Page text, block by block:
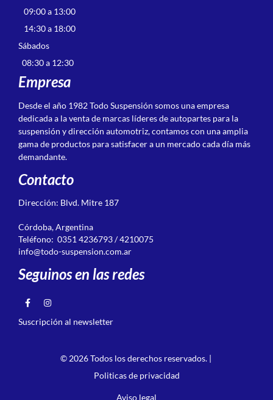
09:00 a 13:00
14:30 a 18:00
Sábados
08:30 a 12:30
Empresa
Desde el año 1982 Todo Suspensión somos una empresa
dedicada a la venta de marcas líderes de autopartes para la
suspensión y dirección automotriz, contamos con una amplia
gama de productos para satisfacer a un mercado cada día más
demandante.
Contacto
Dirección: Blvd. Mitre 187
Córdoba, Argentina
Teléfono: 0351 4236793 / 4210075
info@todo-suspension.com.ar
Seguinos en las redes
Suscripción al newsletter
© 2026 Todos los derechos reservados. |
Politicas de privacidad
Aviso legal